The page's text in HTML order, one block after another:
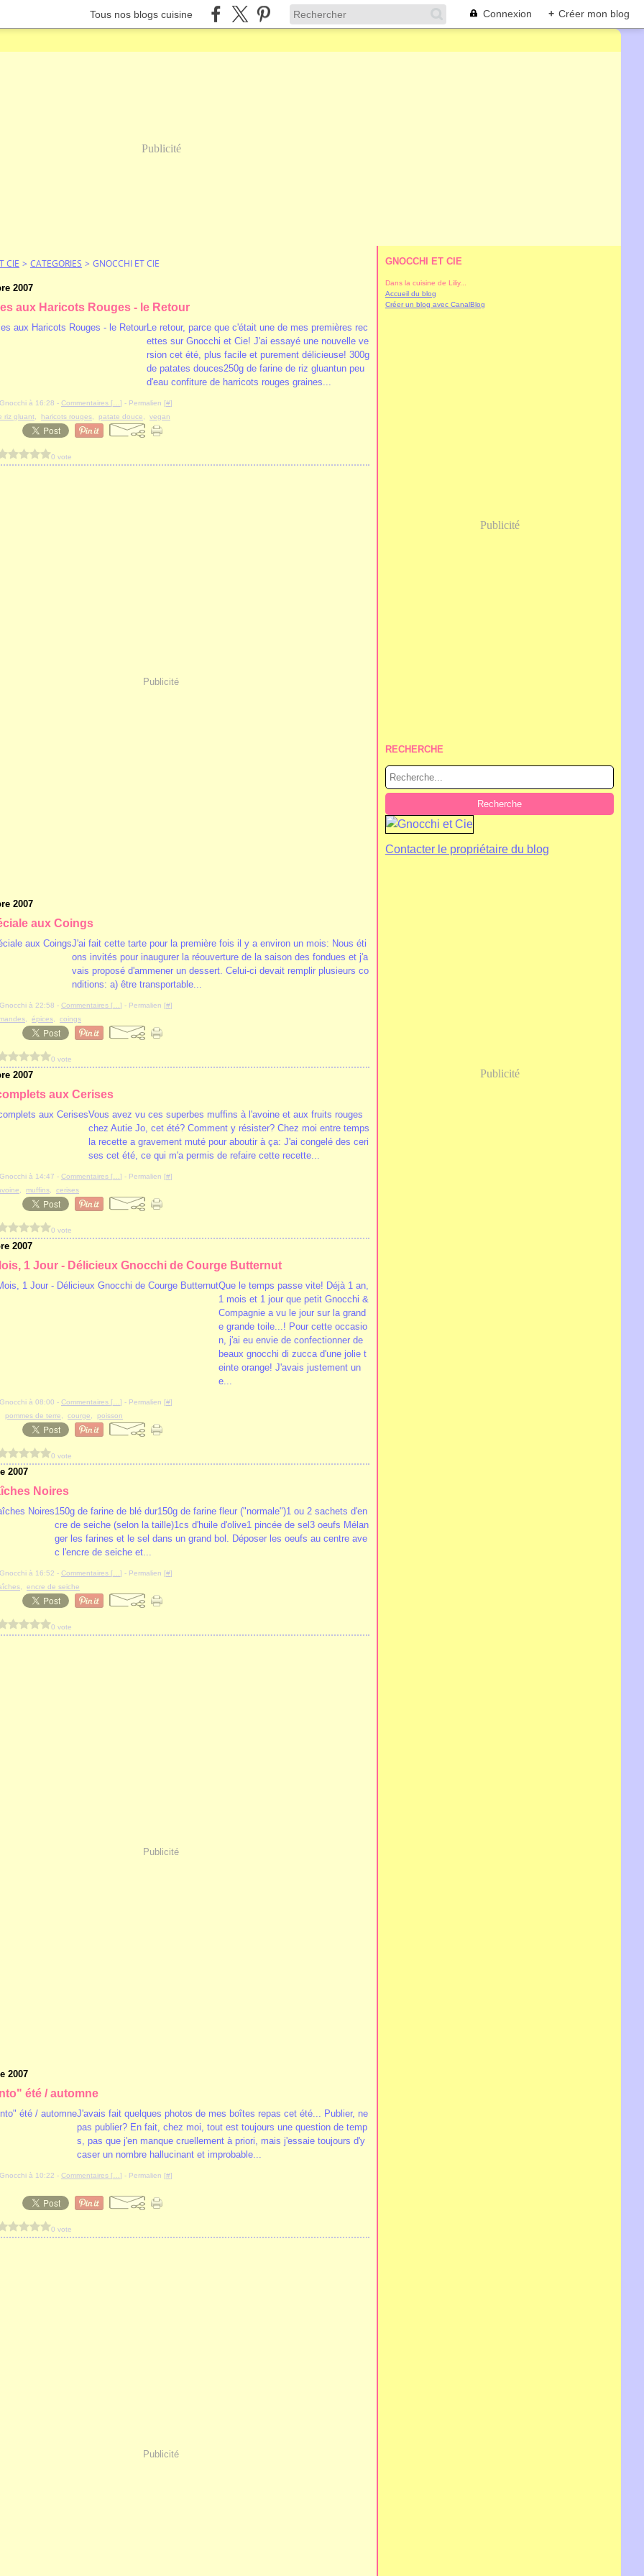
Tous nos blogs cuisine Connexion + Créer mon blog
Publicité
CIE > CATEGORIES > GNOCCHI ET CIE
2007
aux Haricots Rouges - le Retour
Le retour, parce que c'était une de mes premières rec
ettes sur Gnocchi et Cie! J'ai essayé une nouvelle ve
rsion cet été, plus facile et purement délicieuse! 300g
de patates douces250g de farine de riz gluantun peu
d'eau confiture de harricots rouges graines...
à 16:28 - Commentaires [ ] - Permalien [#]
riz gluant haricots rouges patate douce vegan
0 vote
Publicité
2007
aux Coings
J'ai fait cette tarte pour la première fois il y a environ un mois: Nous éti
ons invités pour inaugurer la réouverture de la saison des fondues et j'a
vais proposé d'ammener un dessert. Celui-ci devait remplir plusieurs co
nditions: a) être transportable...
à 22:58 - Commentaires [ ] - Permalien [#]
épices coings
0 vote
2007
aux Cerises
Vous avez vu ces superbes muffins à l'avoine et aux fruits rouges
chez Autie Jo, cet été? Comment y résister? Chez moi entre temps
la recette a gravement muté pour aboutir à ça: J'ai congelé des ceri
ses cet été, ce qui m'a permis de refaire cette recette...
à 14:47 - Commentaires [ ] - Permalien [#]
muffins cerises
0 vote
2007
1 Jour - Délicieux Gnocchi de Courge Butternut
Que le temps passe vite! Déjà 1 an,
1 mois et 1 jour que petit Gnocchi &
Compagnie a vu le jour sur la grand
e grande toile...! Pour cette occasio
n, j'ai eu envie de confectionner de
beaux gnocchi di zucca d'une jolie t
einte orange! J'avais justement un
e...
à 08:00 - Commentaires [ ] - Permalien [#]
pommes de terre courge poisson
0 vote
2007
Noires
150g de farine de blé dur150g de farine fleur ("normale")1 ou 2 sachets d'en
cre de seiche (selon la taille)1cs d'huile d'olive1 pincée de sel3 oeufs Mélan
ger les farines et le sel dans un grand bol. Déposer les oeufs au centre ave
c l'encre de seiche et...
à 16:52 - Commentaires [ ] - Permalien [#]
encre de seiche
0 vote
Publicité
2007
été / automne
J'avais fait quelques photos de mes boîtes repas cet été... Publier, ne
pas publier? En fait, chez moi, tout est toujours une question de temp
s, pas que j'en manque cruellement à priori, mais j'essaie toujours d'y
caser un nombre hallucinant et improbable...
à 10:22 - Commentaires [ ] - Permalien [#]
0 vote
Publicité
GNOCCHI ET CIE
Dans la cuisine de Liliy...
Accueil du blog
Créer un blog avec CanalBlog
Publicité
RECHERCHE
Contacter le propriétaire du blog
Publicité